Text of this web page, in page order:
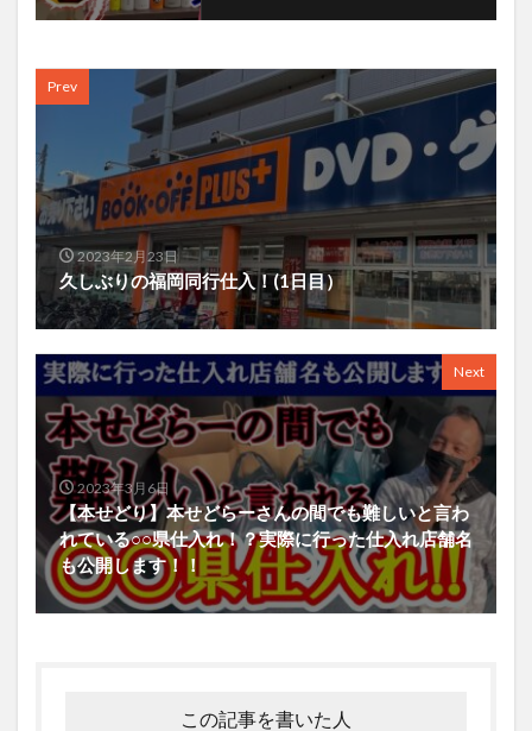
Prev
2023年2月23日
久しぶりの福岡同行仕入！(1日目）
Next
2023年3月6日
【本せどり】本せどらーさんの間でも難しいと言わ
れている○○県仕入れ！？実際に行った仕入れ店舗名
も公開します！！
この記事を書いた人